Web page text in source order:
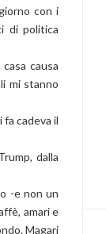
con i
di politica
causa
mi stanno
cadeva il
dalla
-e non un
amari e
Magari